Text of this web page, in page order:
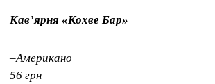
Кавʼярня «Кохве Бар»
–Американо
56 грн